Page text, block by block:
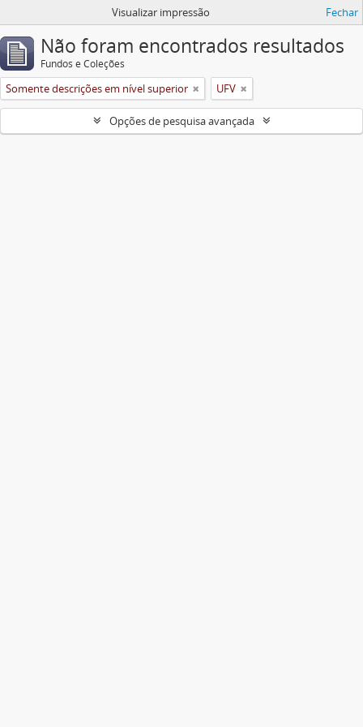
Visualizar impressão Fechar
Não foram encontrados resultados
Fundos e Coleções
Somente descrições em nível superior UFV
Opções de pesquisa avançada